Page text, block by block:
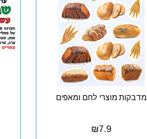
מדבקות מוצרי לחם ומאפים
₪7.9